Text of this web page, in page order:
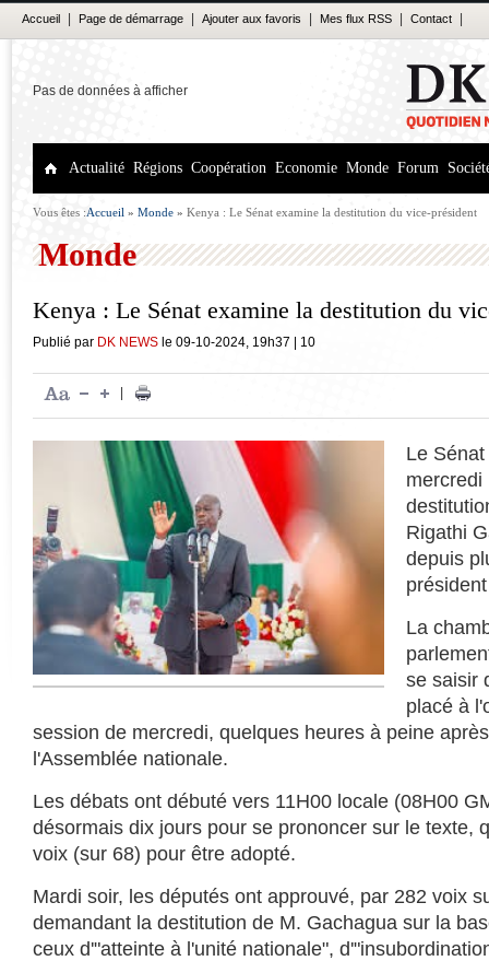
Accueil Page de démarrage Ajouter aux favoris Mes flux RSS Contact
Pas de données à afficher
Actualité Régions Coopération Economie Monde Forum
Vous êtes :Accueil » Monde » Kenya : Le Sénat examine la destitution du vice-président
Monde
Kenya : Le Sénat examine la destitution du
Publié par DK NEWS le 09-10-2024, 19h37 10
Le
mercredi
Rigathi
depuis
La
se saisir
placé à
session de mercredi, quelques heures à peine
l'Assemblée nationale.
Les débats ont débuté vers 11H00 locale (08H00
désormais dix jours pour se prononcer sur le texte,
voix (sur 68) pour être adopté.
Mardi soir, les députés ont approuvé, par 282 voix
demandant la destitution de M. Gachagua sur la
ceux d'"atteinte à l'unité nationale",